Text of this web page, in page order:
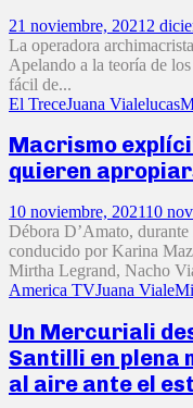
21 noviembre, 2021 2
La operadora
Apelando a la teoría de
fácil de...
El TreceJuana Vialelucas
Macrismo
quieren
10 noviembre, 202110
Débora D’Amato,
conducido por Karina
Mirtha Legrand, Nacho
America TVJuana Viale
Un Mercuriali
Santilli en plena
al aire ante el